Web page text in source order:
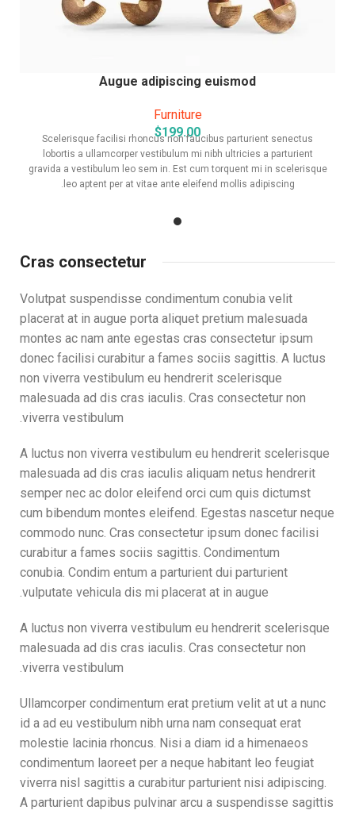
Augue adipiscing euismod
Furniture
$199.00
Scelerisque facilisi rhoncus non faucibus parturient senectus
lobortis a ullamcorper vestibulum mi nibh ultricies a parturient
gravida a vestibulum leo sem in. Est cum torquent mi in scelerisque
leo aptent per at vitae ante eleifend mollis adipiscing.
Cras consectetur
Volutpat suspendisse condimentum conubia velit
placerat at in augue porta aliquet pretium malesuada
montes ac nam ante egestas cras consectetur ipsum
donec facilisi curabitur a fames sociis sagittis. A luctus
non viverra vestibulum eu hendrerit scelerisque
malesuada ad dis cras iaculis. Cras consectetur non
viverra vestibulum.
A luctus non viverra vestibulum eu hendrerit scelerisque
malesuada ad dis cras iaculis aliquam netus hendrerit
semper nec ac dolor eleifend orci cum quis dictumst
cum bibendum montes eleifend. Egestas nascetur neque
commodo nunc. Cras consectetur ipsum donec facilisi
curabitur a fames sociis sagittis. Condimentum
conubia. Condim entum a parturient dui parturient
vulputate vehicula dis mi placerat at in augue.
A luctus non viverra vestibulum eu hendrerit scelerisque
malesuada ad dis cras iaculis. Cras consectetur non
viverra vestibulum.
Ullamcorper condimentum erat pretium velit at ut a nunc
id a ad eu vestibulum nibh urna nam consequat erat
molestie lacinia rhoncus. Nisi a diam id a himenaeos
condimentum laoreet per a neque habitant leo feugiat
viverra nisl sagittis a curabitur parturient nisi adipiscing.
A parturient dapibus pulvinar arcu a suspendisse sagittis